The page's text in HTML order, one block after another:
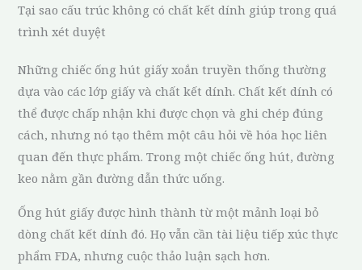
Tại sao cấu trúc không có chất kết dính giúp trong quá
trình xét duyệt
Những chiếc ống hút giấy xoắn truyền thống thường
dựa vào các lớp giấy và chất kết dính. Chất kết dính có
thể được chấp nhận khi được chọn và ghi chép đúng
cách, nhưng nó tạo thêm một câu hỏi về hóa học liên
quan đến thực phẩm. Trong một chiếc ống hút, đường
keo nằm gần đường dẫn thức uống.
Ống hút giấy được hình thành từ một mảnh loại bỏ
dòng chất kết dính đó. Họ vẫn cần tài liệu tiếp xúc thực
phẩm FDA, nhưng cuộc thảo luận sạch hơn.